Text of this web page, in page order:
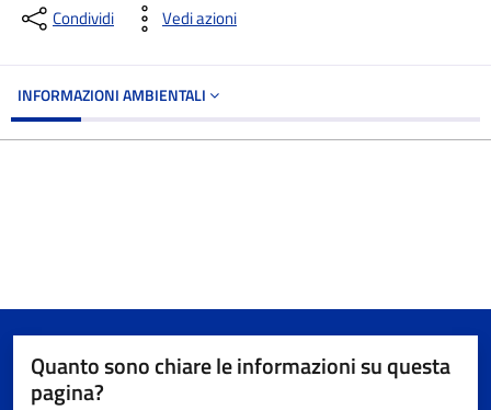
Condividi Vedi azioni
INFORMAZIONI AMBIENTALI
Quanto sono chiare le informazioni su questa
pagina?